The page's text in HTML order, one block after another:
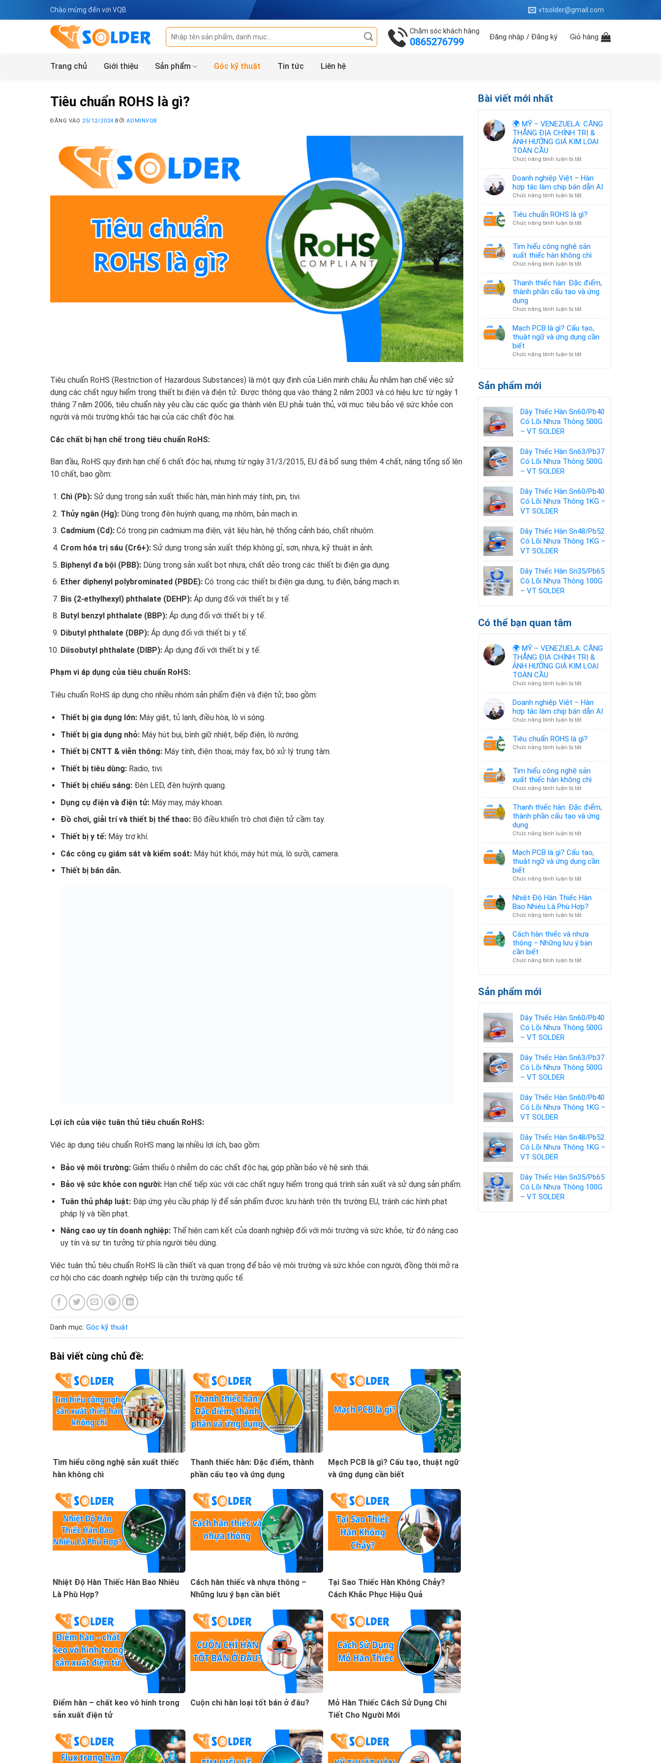
qua
Chào mừng đến với VQB vtsolder@gmail.com
Tìm
kiếm:
Chăm sóc khách hàng
0865276799 Đăng nhập / Đăng ký Giỏ hàng
Trang chủ Giới thiệu Sản phẩm Góc kỹ thuật Tin tức Liên hệ
Tiêu chuẩn ROHS là gì?
ĐĂNG VÀO 25/12/2024 BỞIADMINVQB
Tiêu chuẩn RoHS (Restriction of Hazardous Substances) là một quy định của Liên minh châu Âu nhằm hạn chế việc sử
dụng các chất nguy hiểm trong thiết bị điện và điện tử. Được thông qua vào tháng 2 năm 2003 và có hiệu lực từ ngày 1
tháng 7 năm 2006, tiêu chuẩn này yêu cầu các quốc gia thành viên EU phải tuân thủ, với mục tiêu bảo vệ sức khỏe con
người và môi trường khỏi tác hại của các chất độc hại.
Các chất bị hạn chế trong tiêu chuẩn RoHS:
Ban đầu, RoHS quy định hạn chế 6 chất độc hại, nhưng từ ngày 31/3/2015, EU đã bổ sung thêm 4 chất, nâng tổng số lên
10 chất, bao gồm:
Chì (Pb):Sử dụng trong sản xuất thiếc hàn, màn hình máy tính, pin, tivi.
Thủy ngân (Hg):Dùng trong đèn huỳnh quang, mạ nhôm, bản mạch in.
Cadmium (Cd):Có trong pin cadmium mạ điện, vật liệu hàn, hệ thống cảnh báo, chất nhuộm.
Crom hóa trị sáu (Cr6+):Sử dụng trong sản xuất thép không gỉ, sơn, nhựa, kỹ thuật in ảnh.
Biphenyl đa bội (PBB):Dùng trong sản xuất bọt nhựa, chất dẻo trong các thiết bị điện gia dụng.
Ether diphenyl polybrominated (PBDE):Có trong các thiết bị điện gia dụng, tụ điện, bảng mạch in.
Bis (2-ethylhexyl) phthalate (DEHP):Áp dụng đối với thiết bị y tế.
Butyl benzyl phthalate (BBP):Áp dụng đối với thiết bị y tế.
Dibutyl phthalate (DBP):Áp dụng đối với thiết bị y tế.
Diisobutyl phthalate (DIBP):Áp dụng đối với thiết bị y tế.
Phạm vi áp dụng của tiêu chuẩn RoHS:
Tiêu chuẩn RoHS áp dụng cho nhiều nhóm sản phẩm điện và điện tử, bao gồm:
Thiết bị gia dụng lớn:Máy giặt, tủ lạnh, điều hòa, lò vi sóng.
Thiết bị gia dụng nhỏ:Máy hút bụi, bình giữ nhiệt, bếp điện, lò nướng.
Thiết bị CNTT & viễn thông:Máy tính, điện thoại, máy fax, bộ xử lý trung tâm.
Thiết bị tiêu dùng:Radio, tivi.
Thiết bị chiếu sáng:Đèn LED, đèn huỳnh quang.
Dụng cụ điện và điện tử:Máy may, máy khoan.
Đồ chơi, giải trí và thiết bị thể thao:Bộ điều khiển trò chơi điện tử cầm tay.
Thiết bị y tế:Máy trợ khí.
Các công cụ giám sát và kiểm soát:Máy hút khói, máy hút mùi, lò sưởi, camera.
Thiết bị bán dẫn.
Lợi ích của việc tuân thủ tiêu chuẩn RoHS:
Việc áp dụng tiêu chuẩn RoHS mang lại nhiều lợi ích, bao gồm:
Bảo vệ môi trường:Giảm thiểu ô nhiễm do các chất độc hại, góp phần bảo vệ hệ sinh thái.
Bảo vệ sức khỏe con người:Hạn chế tiếp xúc với các chất nguy hiểm trong quá trình sản xuất và sử dụng sản phẩm.
Tuân thủ pháp luật:Đáp ứng yêu cầu pháp lý để sản phẩm được lưu hành trên thị trường EU, tránh các hình phạt
pháp lý và tiền phạt.
Nâng cao uy tín doanh nghiệp:Thể hiện cam kết của doanh nghiệp đối với môi trường và sức khỏe, từ đó nâng cao
uy tín và sự tin tưởng từ phía người tiêu dùng.
Việc tuân thủ tiêu chuẩn RoHS là cần thiết và quan trọng để bảo vệ môi trường và sức khỏe con người, đồng thời mở ra
cơ hội cho các doanh nghiệp tiếp cận thị trường quốc tế.
Danh mục: Góc kỹ thuật
Bài viết cùng chủ đề:
Tìm hiểu công nghệ sản xuất thiếc
hàn không chì
Thanh thiếc hàn: Đặc điểm, thành
phần cấu tạo và ứng dụng
Mạch PCB là gì? Cấu tạo, thuật ngữ
và ứng dụng cần biết
Nhiệt Độ Hàn Thiếc Hàn Bao Nhiêu
Là Phù Hợp?
Cách hàn thiếc và nhựa thông –
Những lưu ý bạn cần biết
Tại Sao Thiếc Hàn Không Chảy?
Cách Khắc Phục Hiệu Quả
Điểm hàn – chất keo vô hình trong
sản xuất điện tử
Cuộn chì hàn loại tốt bán ở đâu?
Mỏ Hàn Thiếc Cách Sử Dụng Chi
Tiết Cho Người Mới
Bài viết mới nhất
🌍 MỸ – VENEZUELA: CĂNG
THẲNG ĐỊA CHÍNH TRỊ &
ẢNH HƯỞNG GIÁ KIM LOẠI
TOÀN CẦU
Chức năng bình luận bị tắtở
MỸ
ĐỊA
CHÍNH
ẢNH
HƯỞNG
GIÁ
LOẠI
TOÀN
Doanh nghiệp Việt – Hàn
hợp tác làm chip bán dẫn AI
Chức năng bình luận bị tắtở
nghiệp
Việt
hợp
tác
làm
bán
dẫn
AI
Tiêu chuẩn ROHS là gì?
Chức năng bình luận bị tắtở
ROHS
là
gì?
Tìm hiểu công nghệ sản
xuất thiếc hàn không chì
Chức năng bình luận bị tắtở
hiểu
công
hàn
không
Thanh thiếc hàn: Đặc điểm,
thành phần cấu tạo và ứng
dụng
Chức năng bình luận bị tắtở
thiếc
hàn:
Đặc
dụng
Mạch PCB là gì? Cấu tạo,
thuật ngữ và ứng dụng cần
biết
Chức năng bình luận bị tắtở
thuật
ngữ
cần
biết
Sản phẩm mới
Dây Thiếc Hàn Sn60/Pb40
Có Lõi Nhựa Thông 500G
– VT SOLDER
Dây Thiếc Hàn Sn63/Pb37
Có Lõi Nhựa Thông 500G
– VT SOLDER
Dây Thiếc Hàn Sn60/Pb40
Có Lõi Nhựa Thông 1KG –
VT SOLDER
Dây Thiếc Hàn Sn48/Pb52
Có Lõi Nhựa Thông 1KG –
VT SOLDER
Dây Thiếc Hàn Sn35/Pb65
Có Lõi Nhựa Thông 100G
– VT SOLDER
Có thể bạn quan tâm
🌍 MỸ – VENEZUELA: CĂNG
THẲNG ĐỊA CHÍNH TRỊ &
ẢNH HƯỞNG GIÁ KIM LOẠI
TOÀN CẦU
Chức năng bình luận bị tắtở
MỸ
ĐỊA
CHÍNH
ẢNH
HƯỞNG
GIÁ
LOẠI
TOÀN
Doanh nghiệp Việt – Hàn
hợp tác làm chip bán dẫn AI
Chức năng bình luận bị tắtở
nghiệp
Việt
hợp
tác
làm
bán
dẫn
AI
Tiêu chuẩn ROHS là gì?
Chức năng bình luận bị tắtở
ROHS
là
gì?
Tìm hiểu công nghệ sản
xuất thiếc hàn không chì
Chức năng bình luận bị tắtở
hiểu
công
hàn
không
Thanh thiếc hàn: Đặc điểm,
thành phần cấu tạo và ứng
dụng
Chức năng bình luận bị tắtở
thiếc
hàn:
Đặc
cấu
tạo
và
dụng
Mạch PCB là gì? Cấu tạo,
thuật ngữ và ứng dụng cần
biết
Chức năng bình luận bị tắtở
PCB
là
gì?
thuật
ngữ
ứng
Nhiệt Độ Hàn Thiếc Hàn
Bao Nhiêu Là Phù Hợp?
Chức năng bình luận bị tắtở
Độ
Hàn
Thiếc
Cách hàn thiếc và nhựa
thông – Những lưu ý bạn
cần biết
Chức năng bình luận bị tắtở
–
Những
cần
biết
Sản phẩm mới
Dây Thiếc Hàn Sn60/Pb40
Có Lõi Nhựa Thông 500G
– VT SOLDER
Dây Thiếc Hàn Sn63/Pb37
Có Lõi Nhựa Thông 500G
– VT SOLDER
Dây Thiếc Hàn Sn60/Pb40
Có Lõi Nhựa Thông 1KG –
VT SOLDER
Dây Thiếc Hàn Sn48/Pb52
Có Lõi Nhựa Thông 1KG –
VT SOLDER
Dây Thiếc Hàn Sn35/Pb65
Có Lõi Nhựa Thông 100G
– VT SOLDER